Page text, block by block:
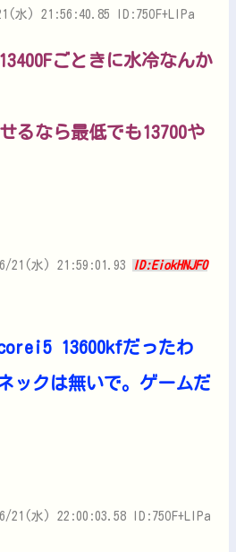
水) 21:56:40.85 ID:75OF+LIPa
ごときに水冷なんか
るなら最低でも13700や
21(水) 21:59:01.93 ID:EiokHNJF0
13600kfだったわ
ックは無いで。ゲームだ
21(水) 22:00:03.58 ID:75OF+LIPa